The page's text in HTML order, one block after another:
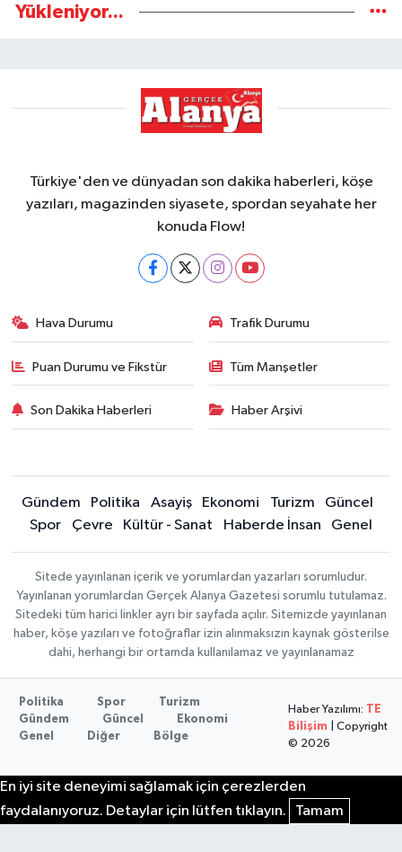
Yükleniyor...
Türkiye'den ve dünyadan son dakika haberleri, köşe
yazıları, magazinden siyasete, spordan seyahate her
konuda Flow!
Hava Durumu Trafik Durumu
Puan Durumu ve Fikstür Tüm Manşetler
Son Dakika Haberleri Haber Arşivi
Gündem Politika Asayiş Ekonomi Turizm
Güncel
Spor
Çevre Kültür - Sanat Haberde İnsan Genel
Sitede yayınlanan içerik ve yorumlardan yazarları sorumludur.
Yayınlanan yorumlardan Gerçek Alanya Gazetesi sorumlu tutulamaz.
Sitedeki tüm harici linkler ayrı bir sayfada açılır. Sitemizde yayınlanan
haber, köşe yazıları ve fotoğraflar izin alınmaksızın kaynak gösterilse
dahi, herhangi bir ortamda kullanılamaz ve yayınlanamaz
Politika Spor
Turizm
Gündem
Güncel
Ekonomi
Genel
Diğer Bölge
Haber Yazılımı:
TE
Bilişim | Copyright
© 2026
En iyi site deneyimi sağlamak için çerezlerden
faydalanıyoruz. Detaylar için lütfen tıklayın.
Tamam